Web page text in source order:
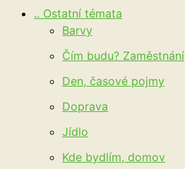
.. Ostatní témata
Barvy
Čím budu? Zaměstnání
Den, časové pojmy
Doprava
Jídlo
Kde bydlím, domov